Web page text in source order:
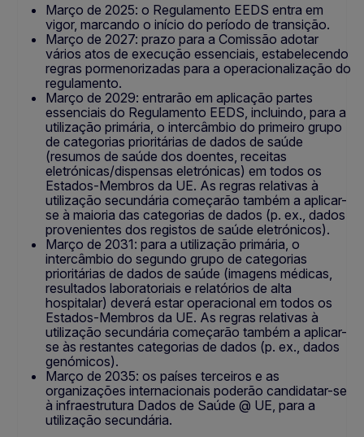
Março de 2025: o Regulamento EEDS entra em
vigor, marcando o início do período de transição.
Março de 2027: prazo para a Comissão adotar
vários atos de execução essenciais, estabelecendo
regras pormenorizadas para a operacionalização do
regulamento.
Março de 2029: entrarão em aplicação partes
essenciais do Regulamento EEDS, incluindo, para a
utilização primária, o intercâmbio do primeiro grupo
de categorias prioritárias de dados de saúde
(resumos de saúde dos doentes, receitas
eletrónicas/dispensas eletrónicas) em todos os
Estados-Membros da UE. As regras relativas à
utilização secundária começarão também a aplicar-
se à maioria das categorias de dados (p. ex., dados
provenientes dos registos de saúde eletrónicos).
Março de 2031: para a utilização primária, o
intercâmbio do segundo grupo de categorias
prioritárias de dados de saúde (imagens médicas,
resultados laboratoriais e relatórios de alta
hospitalar) deverá estar operacional em todos os
Estados-Membros da UE. As regras relativas à
utilização secundária começarão também a aplicar-
se às restantes categorias de dados (p. ex., dados
genómicos).
Março de 2035: os países terceiros e as
organizações internacionais poderão candidatar-se
à infraestrutura Dados de Saúde @ UE, para a
utilização secundária.